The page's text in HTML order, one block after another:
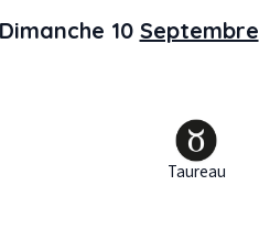
Dimanche 10 Septembre
Taureau